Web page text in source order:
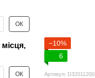
−10%
6
Артикул: D32011200
см
см
ОК
см
см
ОК